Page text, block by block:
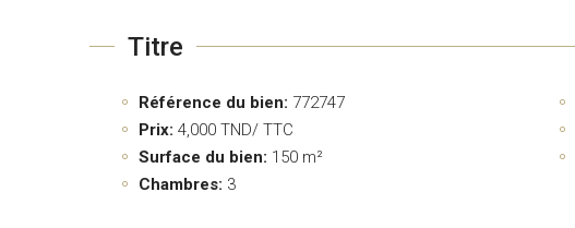
Titre
Référence du bien: 772747
Prix: 4,000 TND/ TTC
Surface du bien: 150 m²
Chambres: 3